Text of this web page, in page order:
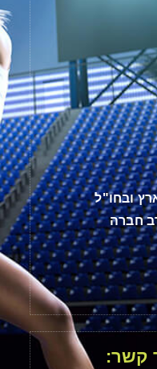
ובחו"ל
חברה
קשר: